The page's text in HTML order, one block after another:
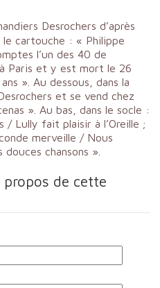
Desrochers d’après
le cartouche : « Philippe
l’un des 40 de
Paris et y est mort le 26
». Au dessous, dans la
et se vend chez
». Au bas, dans le socle :
/ Lully fait plaisir à l’Oreille ;
merveille / Nous
chansons ».
de cette